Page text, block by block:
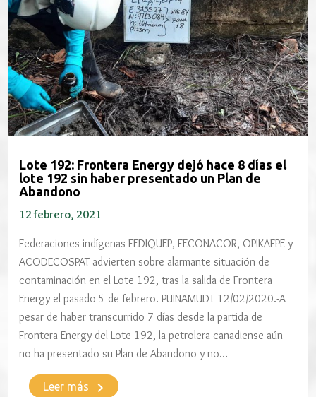
Lote 192: Frontera Energy dejó hace 8 días el
lote 192 sin haber presentado un Plan de
Abandono
12 febrero, 2021
Federaciones indígenas FEDIQUEP, FECONACOR, OPIKAFPE y
ACODECOSPAT advierten sobre alarmante situación de
contaminación en el Lote 192, tras la salida de Frontera
Energy el pasado 5 de febrero. PUINAMUDT 12/02/2020.-A
pesar de haber transcurrido 7 días desde la partida de
Frontera Energy del Lote 192, la petrolera canadiense aún
no ha presentado su Plan de Abandono y no…
Leer más keyboard_arrow_right